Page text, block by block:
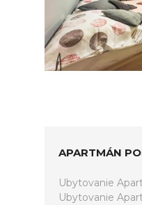
APARTMÁN
Ubytovanie
Ubytovanie